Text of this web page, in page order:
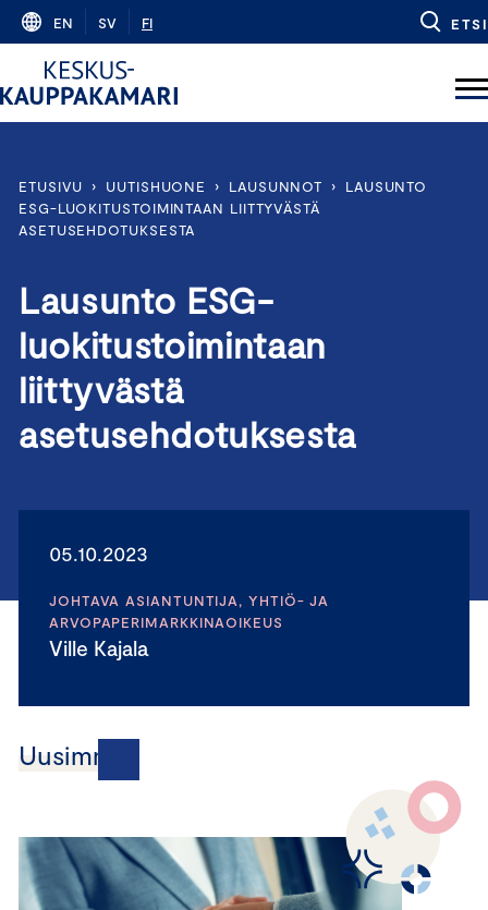
Skip
content
EN SV FI ETSI
ETUSIVU › UUTISHUONE › LAUSUNNOT ›
LAUSUNTO
ESG-LUOKITUSTOIMINTAAN LIITTYVÄSTÄ
ASETUSEHDOTUKSESTA
Lausunto ESG-
luokitustoimintaan
liittyvästä
asetusehdotuksesta
05.10.2023
JOHTAVA ASIANTUNTIJA, YHTIÖ- JA
ARVOPAPERIMARKKINAOIKEUS
Ville Kajala
Uusimmat